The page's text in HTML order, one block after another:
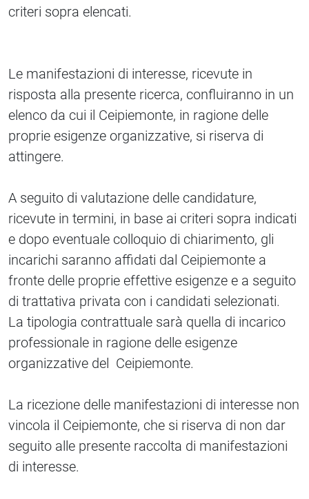
criteri sopra elencati.
Le manifestazioni di interesse, ricevute in
risposta alla presente ricerca, confluiranno in un
elenco da cui il Ceipiemonte, in ragione delle
proprie esigenze organizzative, si riserva di
attingere.
A seguito di valutazione delle candidature,
ricevute in termini, in base ai criteri sopra indicati
e dopo eventuale colloquio di chiarimento, gli
incarichi saranno affidati dal Ceipiemonte a
fronte delle proprie effettive esigenze e a seguito
di trattativa privata con i candidati selezionati.
La tipologia contrattuale sarà quella di incarico
professionale in ragione delle esigenze
organizzative del Ceipiemonte.
La ricezione delle manifestazioni di interesse non
vincola il Ceipiemonte, che si riserva di non dar
seguito alle presente raccolta di manifestazioni
di interesse.